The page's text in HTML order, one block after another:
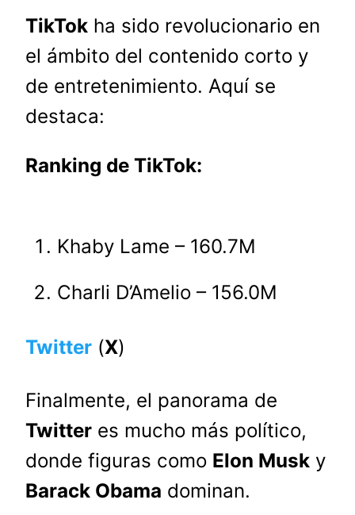
TikTok ha sido revolucionario en
el ámbito del contenido corto y
de entretenimiento. Aquí se
destaca:
Ranking de TikTok:
Khaby Lame – 160.7M
Charli D’Amelio – 156.0M
Twitter (X)
Finalmente, el panorama de
Twitter es mucho más político,
donde figuras como Elon Musk y
Barack Obama dominan.